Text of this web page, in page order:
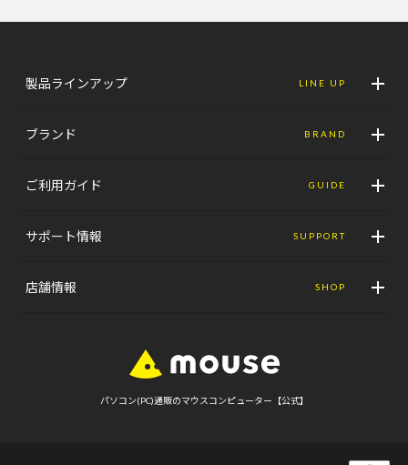
製品ラインアップ LINE UP
ブランド BRAND
ご利用ガイド GUIDE
サポート情報 SUPPORT
店舗情報 SHOP
パソコン(PC)通販のマウスコンピューター【公式】